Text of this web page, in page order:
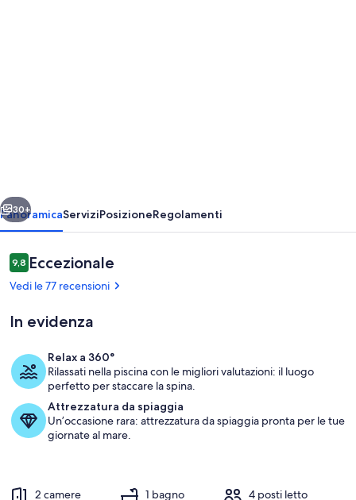
Area soggiorno
Avanti
30+
PanoramicaServiziPosizioneRegolamenti
Recensioni
9,89,8 su 10
Eccezionale
Vedi le 77 recensioni
In evidenza
Relax a 360°
Rilassati nella piscina con le migliori valutazioni: il luogo
perfetto per staccare la spina.
Attrezzatura da spiaggia
Un’occasione rara: attrezzatura da spiaggia pronta per le tue
giornate al mare.
2 camere 1 bagno 4 posti letto